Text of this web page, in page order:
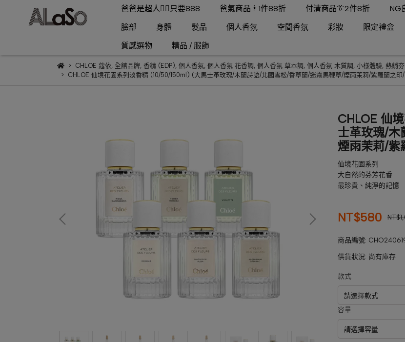
爸爸是超人🦸‍♂️只要888 爸氣商品👨1件88折 付清商品👔2件8折 NG
臉部
身體 髮品 個人香氛 空間香氛 彩妝 限定禮盒
質感選物
精品 / 服飾
CHLOE 蔻依, 全館品牌, 香精 (EDP), 個人香氛, 個人香氛 花香調, 個人香氛 草本調, 個人香氛 木質調, 小樣體驗, 熱銷
CHLOE 仙境花園系列淡香精 (10/50/150ml) (大馬士革玫瑰/木蘭詩語/北國雪松/香草蘭/迷霧馬鞭草/煙雨茉莉/紫羅蘭之印
CHLOE 仙
士革玫瑰/木
煙雨茉莉/紫
仙境花園系列
大自然的芬芳花香
最珍貴、純淨的記憶
NT$580
商品編號:
供貨狀況: 尚有庫存
款式
容量